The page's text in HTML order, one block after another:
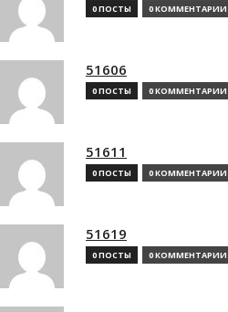
0 ПОСТЫ 0 КОММЕНТАРИИ
51606
0 ПОСТЫ 0 КОММЕНТАРИИ
51611
0 ПОСТЫ 0 КОММЕНТАРИИ
51619
0 ПОСТЫ 0 КОММЕНТАРИИ